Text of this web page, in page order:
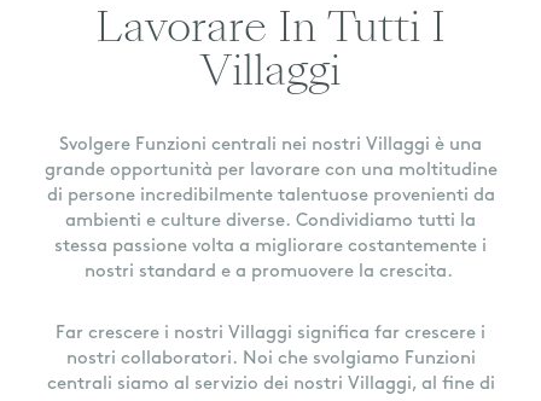
Lavorare In Tutti I
Villaggi
Svolgere Funzioni centrali nei nostri Villaggi è una
grande opportunità per lavorare con una moltitudine
di persone incredibilmente talentuose provenienti da
ambienti e culture diverse. Condividiamo tutti la
stessa passione volta a migliorare costantemente i
nostri standard e a promuovere la crescita.
Far crescere i nostri Villaggi significa far crescere i
nostri collaboratori. Noi che svolgiamo Funzioni
centrali siamo al servizio dei nostri Villaggi, al fine di